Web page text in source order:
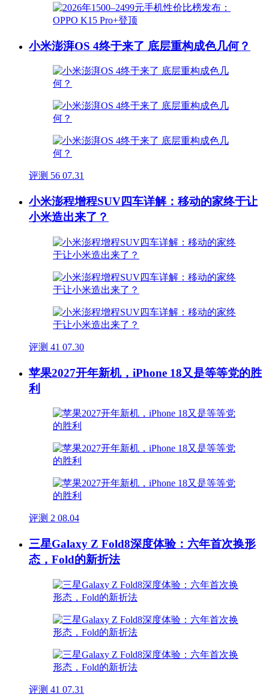
小米澎湃OS 4终于来了 底层重构成色几何？
评测 56 07.31
小米澎程增程SUV四车详解：移动的家终于让
小米造出来了？
评测 41 07.30
苹果2027开年新机，iPhone 18又是等等党的胜
利
评测 2 08.04
三星Galaxy Z Fold8深度体验：六年首次换形
态，Fold的新折法
评测 41 07.31